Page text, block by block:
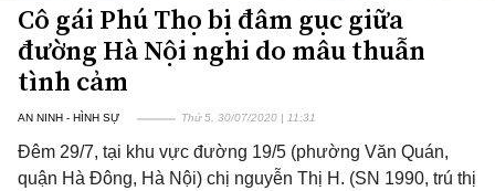
Cô gái Phú Thọ bị đâm gục giữa
đường Hà Nội nghi do mâu thuẫn
tình cảm
AN NINH - HÌNH SỰ Thứ 5, 30/07/2020 | 11:31
Đêm 29/7, tại khu vực đường 19/5 (phường Văn Quán,
quận Hà Đông, Hà Nội) chị nguyễn Thị H. (SN 1990, trú thị